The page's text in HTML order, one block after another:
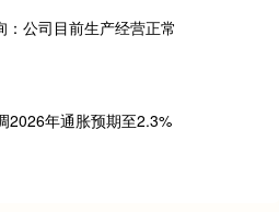
：公司目前生产经营正常
2026年通胀预期至2.3%